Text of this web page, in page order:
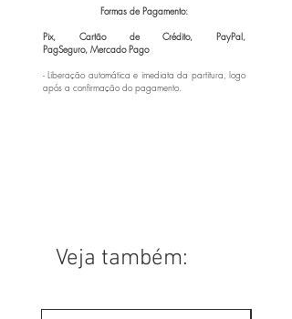
Formas de Pagamento:
Pix, Cartão de Crédito, PayPal,
PagSeguro, Mercado Pago
- Liberação automática e imediata da partitura, logo
após a confirmação do pagamento.
Veja também: